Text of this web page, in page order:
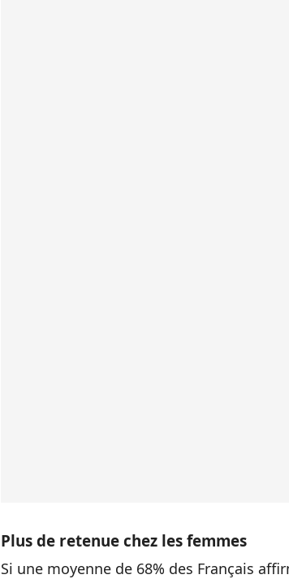
Plus de retenue chez les femmes
Si une moyenne de 68% des Français